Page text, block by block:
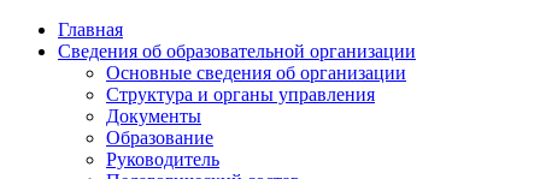
Главная
Сведения об образовательной организации
Основные сведения об организации
Структура и органы управления
Документы
Образование
Руководитель